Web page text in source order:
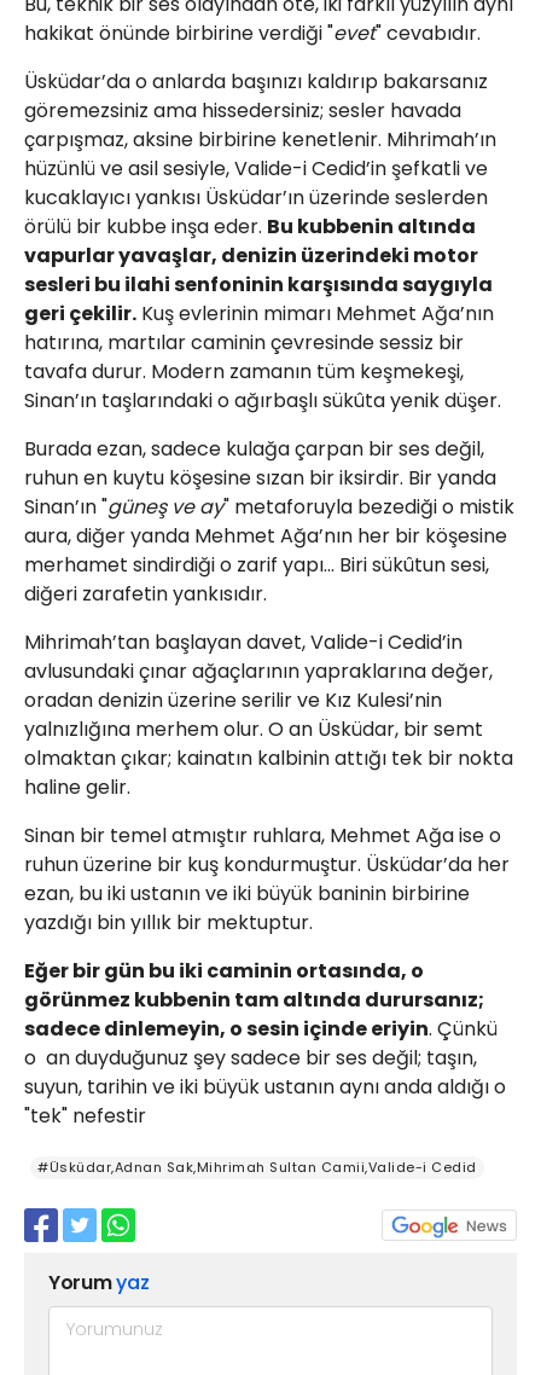
hakikat önünde birbirine verdiği "evet" cevabıdır.
​Üsküdar’da o anlarda başınızı kaldırıp bakarsanız
göremezsiniz ama hissedersiniz; sesler havada
çarpışmaz, aksine birbirine kenetlenir. Mihrimah’ın
hüzünlü ve asil sesiyle, Valide-i Cedid’in şefkatli ve
kucaklayıcı yankısı Üsküdar’ın üzerinde seslerden
örülü bir kubbe inşa eder. Bu kubbenin altında
vapurlar yavaşlar, denizin üzerindeki motor
sesleri bu ilahi senfoninin karşısında saygıyla
geri çekilir. Kuş evlerinin mimarı Mehmet Ağa’nın
hatırına, martılar caminin çevresinde sessiz bir
tavafa durur. Modern zamanın tüm keşmekeşi,
Sinan’ın taşlarındaki o ağırbaşlı sükûta yenik düşer.
​Burada ezan, sadece kulağa çarpan bir ses değil,
ruhun en kuytu köşesine sızan bir iksirdir. Bir yanda
Sinan’ın "güneş ve ay" metaforuyla bezediği o mistik
aura, diğer yanda Mehmet Ağa’nın her bir köşesine
merhamet sindirdiği o zarif yapı... Biri sükûtun sesi,
diğeri zarafetin yankısıdır.
​Mihrimah’tan başlayan davet, Valide-i Cedid’in
avlusundaki çınar ağaçlarının yapraklarına değer,
oradan denizin üzerine serilir ve Kız Kulesi’nin
yalnızlığına merhem olur. O an Üsküdar, bir semt
olmaktan çıkar; kainatın kalbinin attığı tek bir nokta
haline gelir.
​Sinan bir temel atmıştır ruhlara, Mehmet Ağa ise o
ruhun üzerine bir kuş kondurmuştur. Üsküdar’da her
ezan, bu iki ustanın ve iki büyük baninin birbirine
yazdığı bin yıllık bir mektuptur.
Eğer bir gün bu iki caminin ortasında, o
görünmez kubbenin tam altında durursanız;
sadece dinlemeyin, o sesin içinde eriyin. Çünkü
o an duyduğunuz şey sadece bir ses değil; taşın,
suyun, tarihin ve iki büyük ustanın aynı anda aldığı o
"tek" nefestir
#Üsküdar,Adnan Sak,Mihrimah Sultan Camii,Valide-i Cedid
Yorumyaz